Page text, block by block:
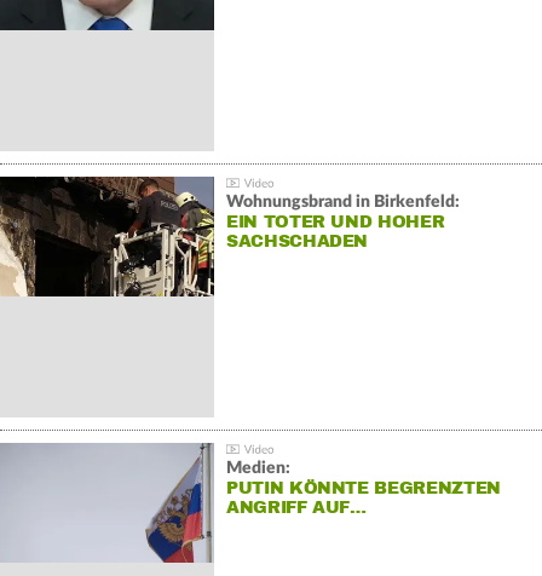
Wohnungsbrand in Birkenfeld:
EIN TOTER UND HOHER
SACHSCHADEN
Medien:
PUTIN KÖNNTE BEGRENZTEN
ANGRIFF AUF…